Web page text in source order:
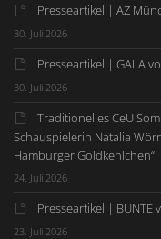
Presseartikel | AZ
30. Juli 2026
Presseartikel | GALA
30. Juli 2026
Traditionelles CeU
Schauspielerin Natalia
Hamburger Goldkehlchen“
24. Juli 2026
Presseartikel | BUNTE
23. Juli 2026